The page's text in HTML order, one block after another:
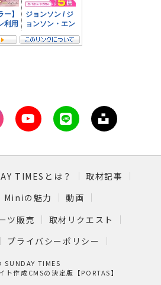
TIMESとは？
取材記事
Miniの魅力
動画
ツ販売
取材リクエスト
プライバシーポリシー
SUNDAY TIMES
ト作成CMSの決定版【PORTAS】